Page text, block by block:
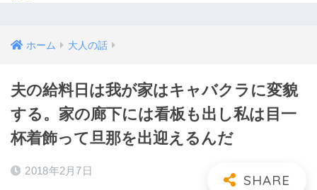
ホーム 大人の話
夫の給料日は我が家はキャバクラに変貌
する。家の廊下には看板も出し私は目一
杯着飾って旦那を出迎えるんだ
2018年2月7日